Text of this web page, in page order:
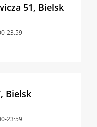
51, Bielsk
23:59
Bielsk
23:59